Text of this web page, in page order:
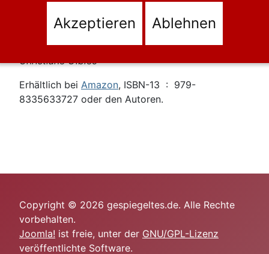
AutorIn schlechthin ist), sondern so, wie es aus
Christiane Gibiec
Erhältlich bei Amazon, ISBN-13 ‏ : ‎ 979-
8335633727 oder den Autoren.
Copyright © 2026 gespiegeltes.de. Alle Rechte
vorbehalten.
Joomla! ist freie, unter der GNU/GPL-Lizenz
veröffentlichte Software.
Akzeptieren Ablehnen